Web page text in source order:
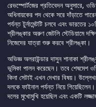
রেভস্পোর্টজের প্রতিবেদন অনুসারে,
অধিনায়কের পদ থেকে সরে দাঁড়াতে
পর্যন্ত টুর্নামেন্টটি চলবে এবং ভারতের
শ্রীলঙ্কার অরুণ জেটলি স্টেডিয়ামে
নিজেদের যাত্রা শুরু করবে শ্রীলঙ্কা।
অভিজ্ঞ অলরাউন্ডার দাসুন শানাকা
ভূমিকা পালন করেছেন। তবে শেষমেশ
কিনা সেটাই এখন দেখার বিষয়।
দলকে ফাইনাল পর্যন্ত নিয়ে
দলের মুখোমুখি হয়েছিল এবং একটি